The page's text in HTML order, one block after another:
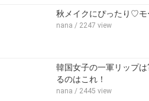
秋メイクにぴったり♡モ
nana / 2247 view
韓国女子の一軍リップ
るのはこれ！
nana / 2445 view